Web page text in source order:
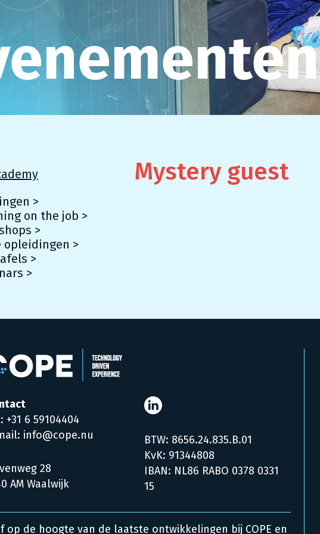
>
on the job >
>
opleidingen >
>
>
Mystery guest
+31 6 59104404
info@cope.nu
28
AM Waalwijk
BTW: 8656.24.835.B.01
KvK: 91344808
IBAN: NL86 RABO 0378 0331
15
op de hoogte van de laatste ontwikkelingen bij COPE en